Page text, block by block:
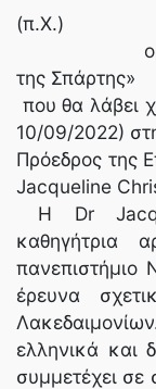
(π.Χ.)
ορόσημο
της Σπάρτης»
που θα λάβει
10/09/2022)
Πρόεδρος της
Jacqueline
Η Dr
καθηγήτρια
πανεπιστήμιο
έρευνα
ελληνικά και
συμμετέχει σε